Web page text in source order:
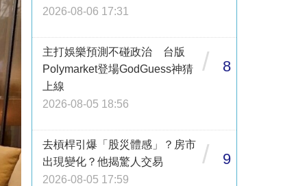
2026-08-06 17:31
主打娛樂預測不碰政治 台版
Polymarket登場GodGuess神猜
上線
2026-08-05 18:56
/ 8
去槓桿引爆「股災體感」？房市
出現變化？他揭驚人交易
2026-08-05 17:59
/ 9